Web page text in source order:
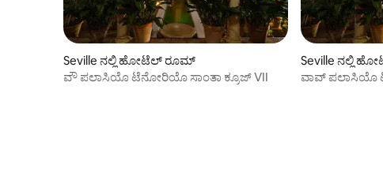
Seville ನಲ್ಲಿ ಹೋಟೆಲ್ ರೂಮ್
ವೌ ಪಲಾಸಿಯೊ ಟೆನೋರಿಯೊ ಸಾಂತಾ ಕ್ರೂಜ್ VII
Seville ನಲ್ಲಿ
ವಾವ್ ಪಲಾಸಿಯೊ